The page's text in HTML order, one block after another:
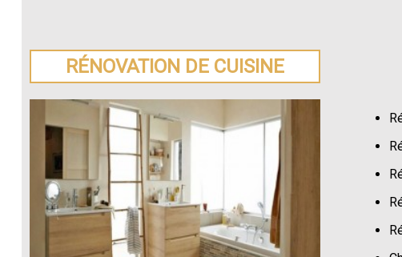
RÉNOVATION DE CUISINE